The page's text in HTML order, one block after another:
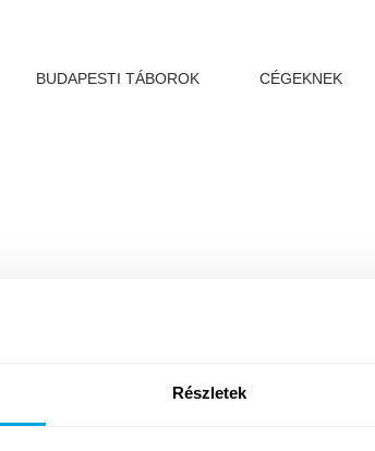
Részletek
BUDAPESTI TÁBOROK CÉGEKNEK